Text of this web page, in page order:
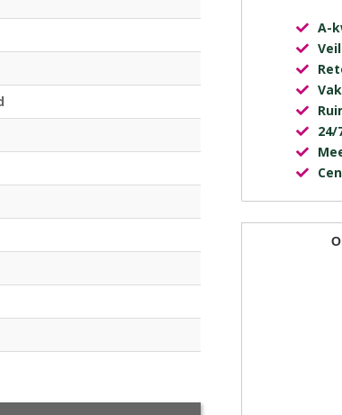
A-
24/